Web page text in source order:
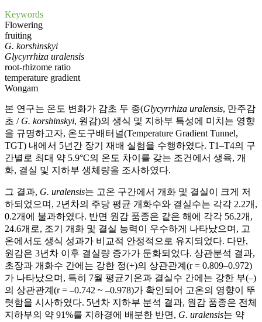
Keywords
Flowering
fruiting
G. korshinskyi
Glycyrrhiza uralensis
root-rhizome ratio
temperature gradient
Wongam
본 연구는 온도 변화가 감초 두 종(Glycyrrhiza uralensis, 만주감
초 / G. korshinskyi, 원감)의 생식 및 지하부 특성에 미치는 영향
을 규명하고자, 온도구배터널(Temperature Gradient Tunnel,
TGT) 내에서 5년간 장기 재배 실험을 수행하였다. T1–T4의 구
간별로 최대 약 5.9°C의 온도 차이를 갖는 조건에서 생육, 개
화, 결실 및 지하부 생체량을 조사하였다.
그 결과, G. uralensis는 고온 구간에서 개화 및 결실이 크게 저
하되었으며, 2년차의 주당 평균 개화수와 결실수는 각각 2.2개,
0.2개에 불과하였다. 반면 원감 품종은 같은 해에 각각 56.2개,
24.6개로, 조기 개화 및 결실 능력이 우수하게 나타났으며, 고
온에서도 생식 성과가 비교적 안정적으로 유지되었다. 다만,
원감은 3년차 이후 결실량 증가가 둔화되었다. 상관분석 결과,
초장과 개화수 간에는 강한 정(+)의 상관관계(r = 0.809–0.972)
가 나타났으며, 특히 7월 평균기온과 결실수 간에는 강한 부(‒)
의 상관관계(r = ‒0.742 ~ ‒0.978)가 확인되어 고온의 영향이 뚜
렷함을 시사하였다. 5년차 지하부 분석 결과, 원감 품종은 전체
지하부의 약 91%를 지하경에 배분한 반면, G. uralensis는 약